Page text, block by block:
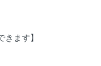
きます】